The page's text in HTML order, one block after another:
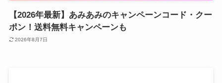
【2026年最新】あみあみのキャンペーンコード・クー
ポン！送料無料キャンペーンも
2026年8月7日